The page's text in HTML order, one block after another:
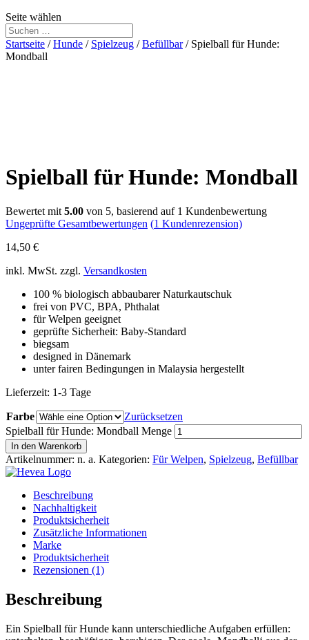
Seite wählen
Startseite /Hunde / Spielzeug /Befüllbar/ Spielball für Hunde:
Mondball
Spielball für Hunde: Mondball
Bewertet mit 5.00 von 5, basierend auf 1 Kundenbewertung
Ungeprüfte Gesamtbewertungen (1 Kundenrezension)
14,50 €
inkl. MwSt. zzgl. Versandkosten
100 % biologisch abbaubarer Naturkautschuk
frei von PVC, BPA, Phthalat
für Welpen geeignet
geprüfte Sicherheit: Baby-Standard
biegsam
designed in Dänemark
unter fairen Bedingungen in Malaysia hergestellt
Lieferzeit: 1-3 Tage
Farbe
Zurücksetzen
Spielball für Hunde: Mondball Menge
In den Warenkorb
Artikelnummer: n. a. Kategorien: Für Welpen, Spielzeug, Befüllbar
Beschreibung
Nachhaltigkeit
Produktsicherheit
Zusätzliche Informationen
Marke
Produktsicherheit
Rezensionen (1)
Beschreibung
Ein Spielball für Hunde kann unterschiedliche Aufgaben erfüllen: